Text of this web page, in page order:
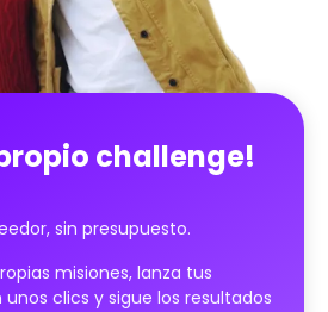
reales. Un desafío para
a 'estoy listo' 💼✨
challenge!
sin presupuesto.
misiones, lanza tus
clics y sigue los resultados